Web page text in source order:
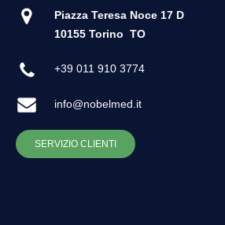
Piazza Teresa Noce 17 D
10155 Torino TO
+39 011 910 3774
info@nobelmed.it
SERVIZIO CLIENTI